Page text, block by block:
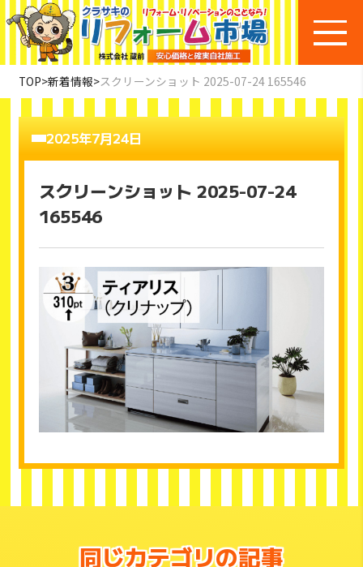
TOP>新着情報>スクリーンショット 2025-07-24 165546
2025年7月24日
スクリーンショット 2025-07-24
165546
同じカテゴリの記事